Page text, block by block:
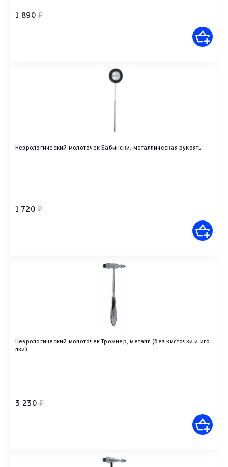
1 890 ₽
Неврологический молоточек Бабински, металлическая рукоять
1 720 ₽
Неврологический молоточек Тромнер, металл (без кисточки и иго
лки)
3 230 ₽